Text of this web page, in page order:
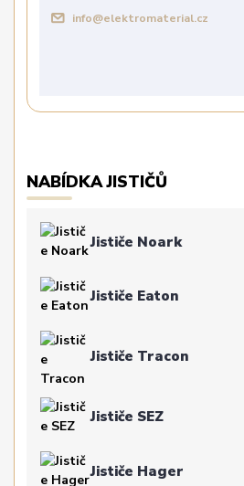
info@elektromaterial.cz
NABÍDKA JISTIČŮ
Jističe Noark
Jističe Eaton
Jističe Tracon
Jističe SEZ
Jističe Hager